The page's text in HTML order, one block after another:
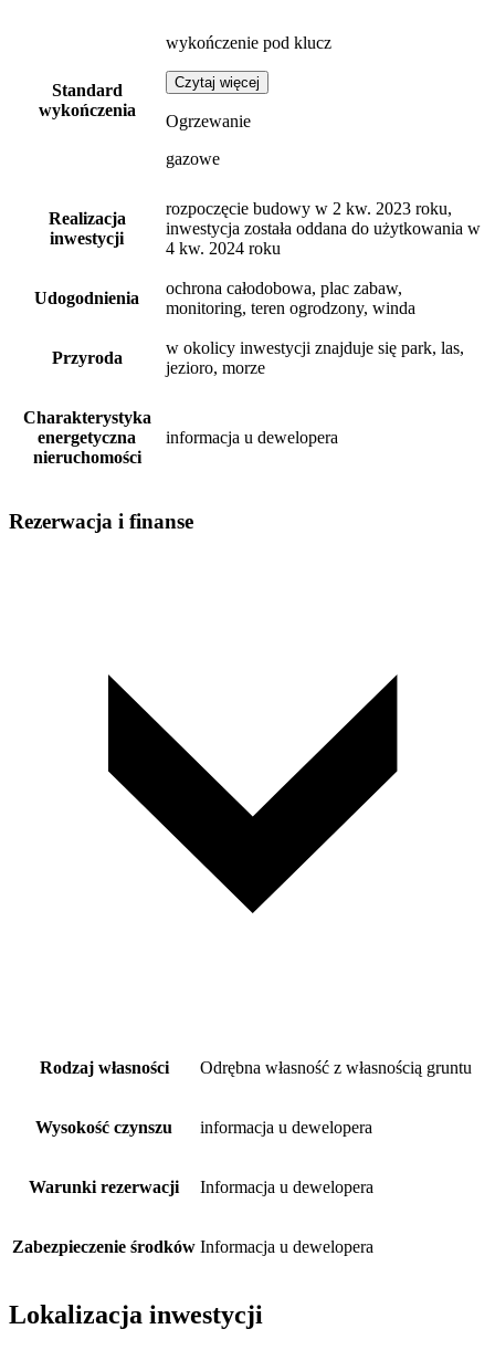
Standard
wykończenia
wykończenie pod klucz
Czytaj więcej
Ogrzewanie
gazowe
Realizacja
inwestycji
rozpoczęcie budowy w 2 kw. 2023 roku,
inwestycja została oddana do użytkowania w
4 kw. 2024 roku
Udogodnienia
ochrona całodobowa, plac zabaw,
monitoring, teren ogrodzony, winda
Przyroda
w okolicy inwestycji znajduje się park, las,
jezioro, morze
Charakterystyka
energetyczna
nieruchomości
informacja u dewelopera
Rezerwacja i finanse
Rodzaj własności Odrębna własność z własnością gruntu
Wysokość czynszu informacja u dewelopera
Warunki rezerwacji Informacja u dewelopera
Zabezpieczenie środków Informacja u dewelopera
Lokalizacja inwestycji